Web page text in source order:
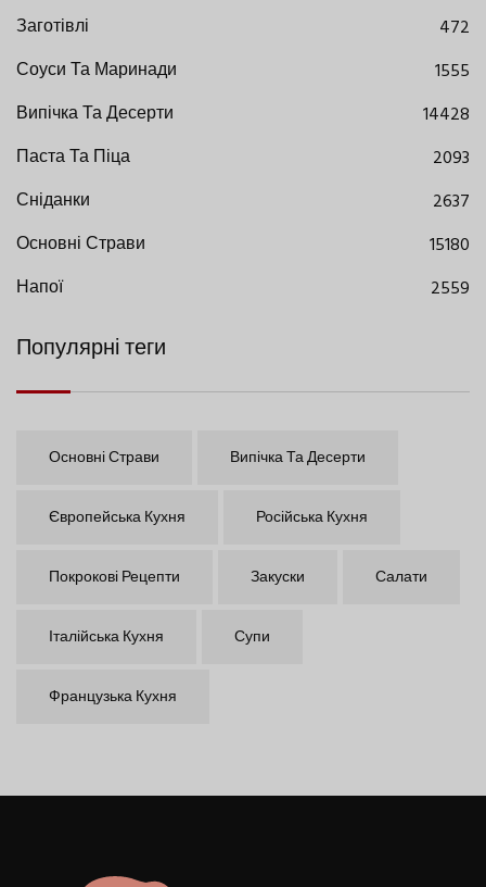
Заготівлі
472
Соуси Та Маринади
1555
Випічка Та Десерти
14428
Паста Та Піца
2093
Сніданки
2637
Основні Страви
15180
Напої
2559
Популярні теги
Основні Страви Випічка Та Десерти
Європейська Кухня Російська Кухня
Покрокові Рецепти Закуски Салати
Італійська Кухня Супи
Французька Кухня